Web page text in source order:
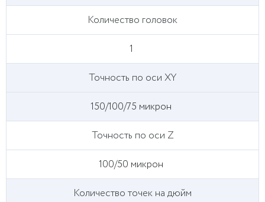
Количество головок
1
Точность по оси XY
150/100/75 микрон
Точность по оси Z
100/50 микрон
Количество точек на дюйм